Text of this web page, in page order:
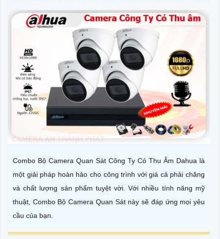
Combo Bộ Camera Quan Sát Công Ty Có Thu Âm Dahua là
một giải pháp hoàn hảo cho công trình với giá cả phải chăng
và chất lượng sản phẩm tuyệt vời. Với nhiều tính năng mỹ
thuật, Combo Bộ Camera Quan Sát này sẽ đáp ứng mọi yêu
cầu của bạn.